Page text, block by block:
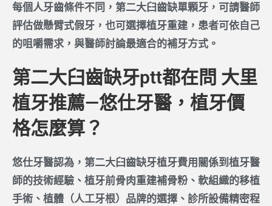
每個人牙齒條件不同，第二大臼齒缺單顆牙，可請醫師
評估做懸臂式假牙，也可選擇植牙重建，患者可依自己
的咀嚼需求，與醫師討論最適合的補牙方式。
第二大臼齒缺牙ptt都在問 大里
植牙推薦—悠仕牙醫，植牙價
格怎麼算？
悠仕牙醫認為， 第二大臼齒缺牙植牙費用關係到植牙醫
師的技術經驗、植牙前骨肉重建補骨粉、軟組織的移植
手術、植體（人工牙根）品牌的選擇、診所設備精密程